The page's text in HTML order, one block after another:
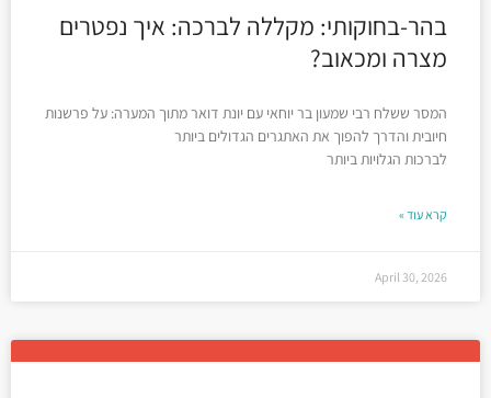
בהר-בחוקותי: מקללה לברכה: איך נפטרים
מצרה ומכאוב?
המסר ששלח רבי שמעון בר יוחאי עם יונת דואר מתוך המערה: על פרשנות
חיובית והדרך להפוך את האתגרים הגדולים ביותר
לברכות הגלויות ביותר
קרא עוד »
April 30, 2026